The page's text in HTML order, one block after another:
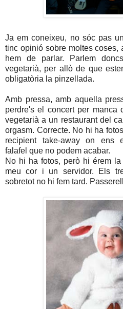
Ja em coneixeu, no sóc pas
tinc opinió sobre moltes
hem de parlar. Parlem
vegetarià, per allò de que
obligatòria la pinzellada.
Amb pressa, amb aquella
perdre's el concert per manca
vegetarià a un restaurant del
orgasm. Correcte. No hi ha
recipient take-away on ens
falafel que no podem acabar.
No hi ha fotos, però hi érem la
meu cor i un servidor. Els
sobretot no hi fem tard.